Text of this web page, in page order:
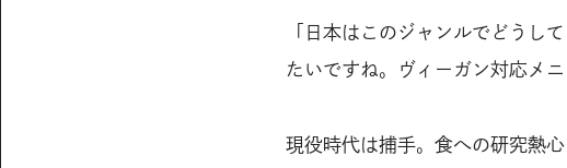
「日本はこのジャンルでどうし
たいですね。ヴィーガン対応メニ
現役時代は捕手。食への研究熱